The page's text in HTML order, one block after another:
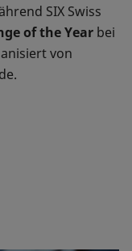
SIX Swiss
of the Year bei
von